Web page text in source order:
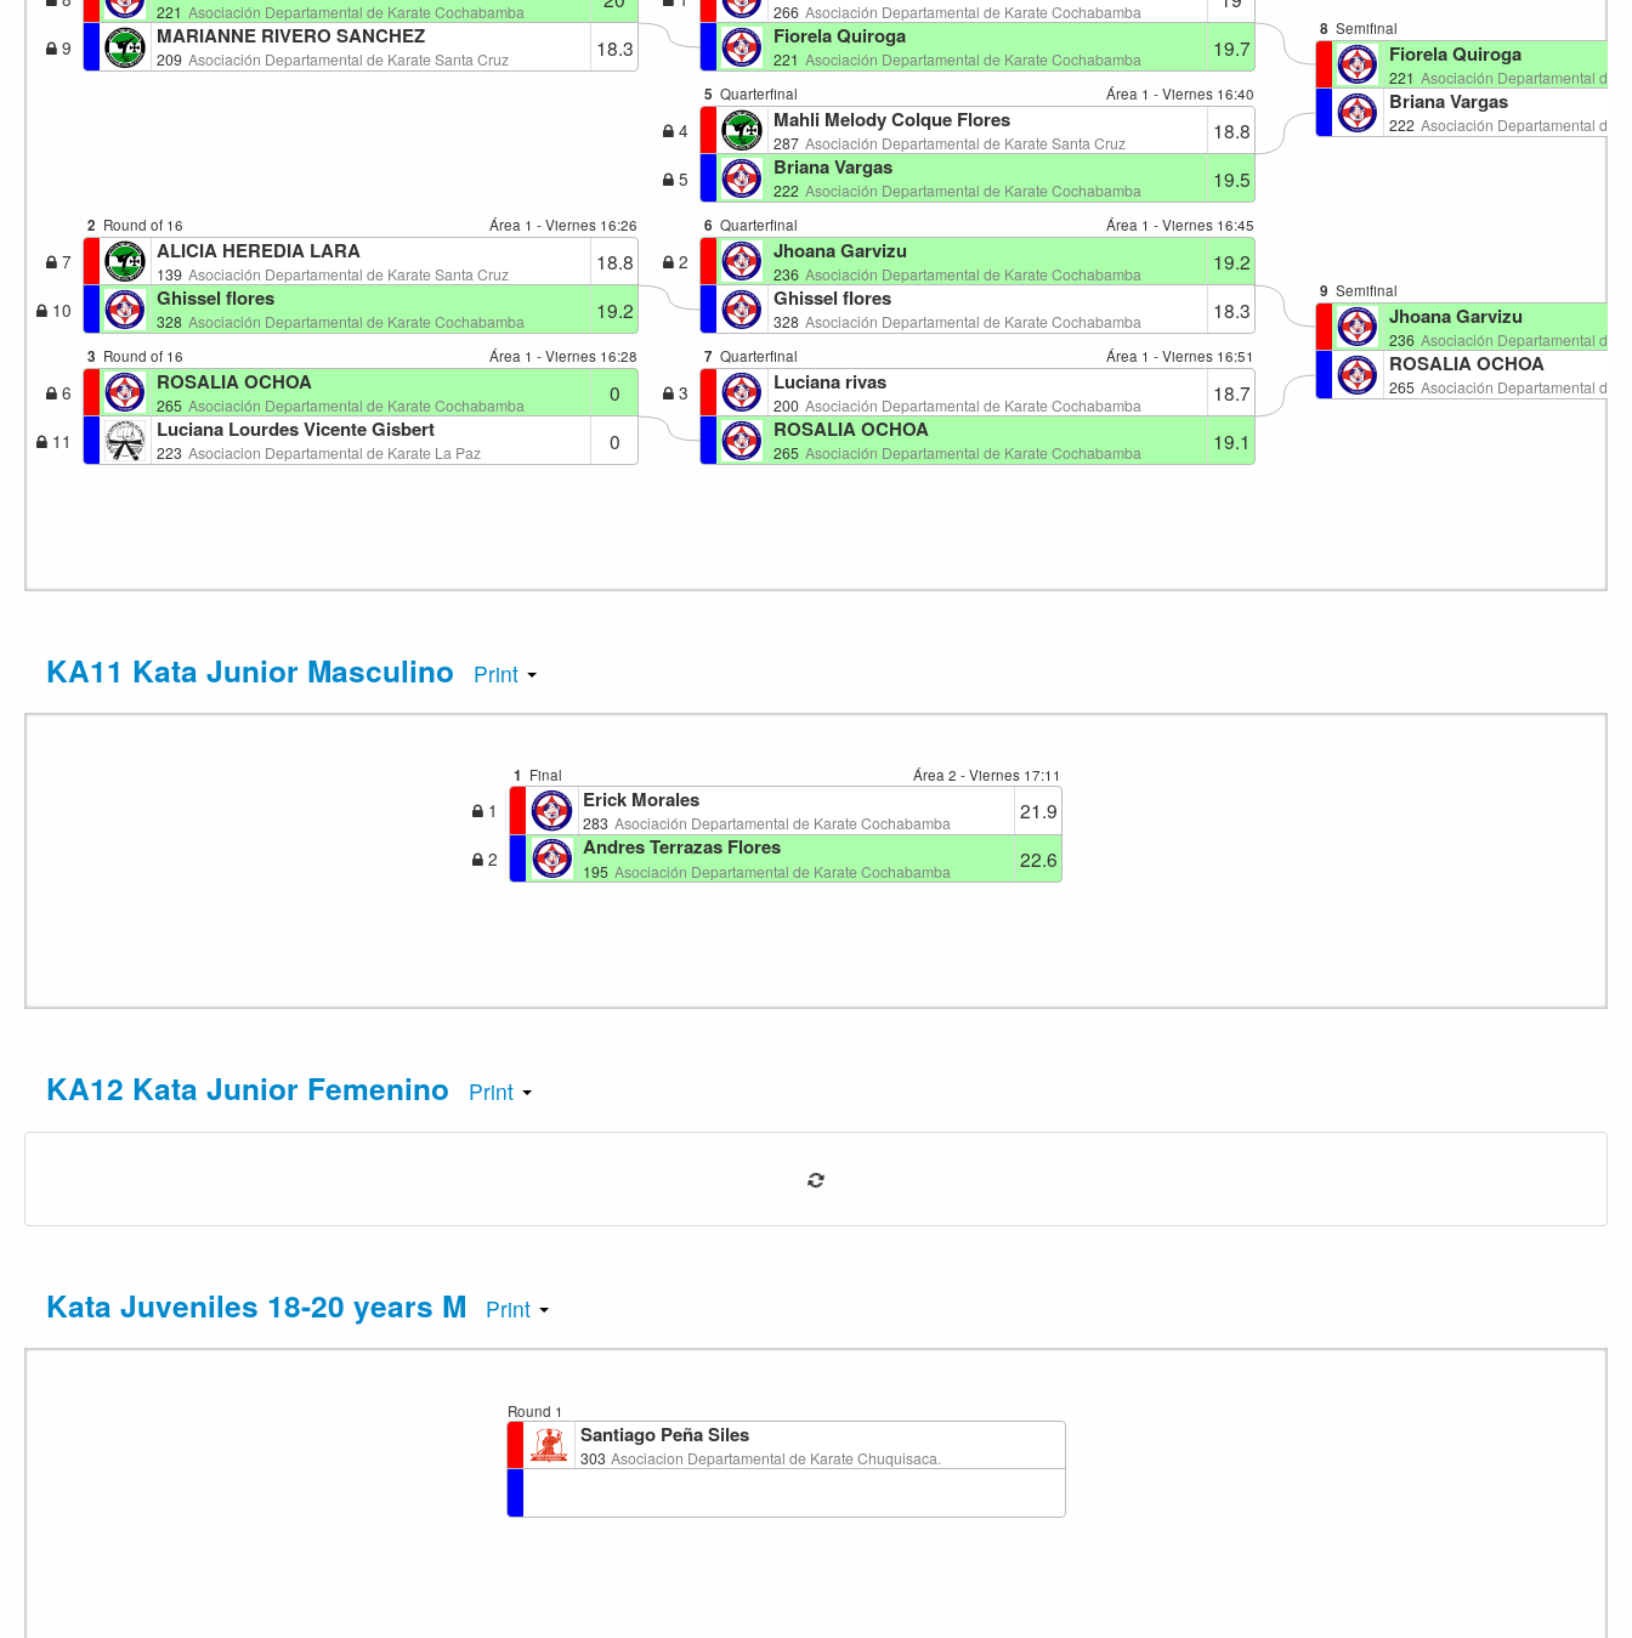
221 Asociación Departamental de Karate Cochabamba
9 MARIANNE RIVERO SANCHEZ
209 Asociación Departamental de Karate Santa Cruz 18.3
2 Round of 16 Área 1 - Viernes 16:26
7 ALICIA HEREDIA LARA
139 Asociación Departamental de Karate Santa Cruz 18.8
10 Ghissel flores
328 Asociación Departamental de Karate Cochabamba 19.2
3 Round of 16 Área 1 - Viernes 16:28
6 ROSALIA OCHOA
265 Asociación Departamental de Karate Cochabamba 0
11 Luciana Lourdes Vicente Gisbert
223 Asociacion Departamental de Karate La Paz 0
266 Asociación Departamental de Karate Cochabamba
Fiorela Quiroga
221 Asociación Departamental de Karate Cochabamba 19.7
5 Quarterfinal Área 1 - Viernes 16:40
4 Mahli Melody Colque Flores
287 Asociación Departamental de Karate Santa Cruz 18.8
5 Briana Vargas
222 Asociación Departamental de Karate Cochabamba 19.5
6 Quarterfinal Área 1 - Viernes 16:45
2 Jhoana Garvizu
236 Asociación Departamental de Karate Cochabamba
19.2
Ghissel flores
328 Asociación Departamental de Karate Cochabamba 18.3
7 Quarterfinal Área 1 - Viernes 16:51
3 Luciana rivas
200 Asociación Departamental de Karate Cochabamba
18.7
ROSALIA OCHOA
265 Asociación Departamental de Karate Cochabamba 19.1
8 Semifinal
Fiorela Quiroga
221 Asociación Departamental de
Briana Vargas
222 Asociación Departamental de
9 Semifinal
Jhoana Garvizu
236 Asociación Departamental de
ROSALIA OCHOA
265 Asociación Departamental de
KA11 Kata Junior Masculino Print
1 Final Área 2 - Viernes 17:11
1 Erick Morales
283 Asociación Departamental de Karate Cochabamba 21.9
2 Andres Terrazas Flores
195 Asociación Departamental de Karate Cochabamba 22.6
KA12 Kata Junior Femenino Print
Kata Juveniles 18-20 years M Print
Round 1
Santiago Peña Siles
303 Asociacion Departamental de Karate Chuquisaca.